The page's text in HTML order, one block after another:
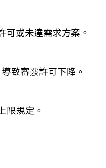
可或未達需求方案。
致審覈許可下降。
限規定。